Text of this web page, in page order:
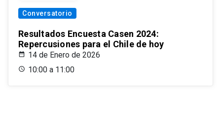
Conversatorio
Resultados Encuesta Casen 2024:
Repercusiones para el Chile de hoy
14 de Enero de 2026
10:00 a 11:00